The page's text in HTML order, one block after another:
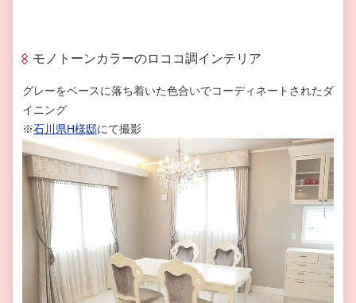
モノトーンカラーのロココ調インテリア
グレーをベースに落ち着いた色合いでコーディネートされたダ
イニング
※石川県H様邸にて撮影